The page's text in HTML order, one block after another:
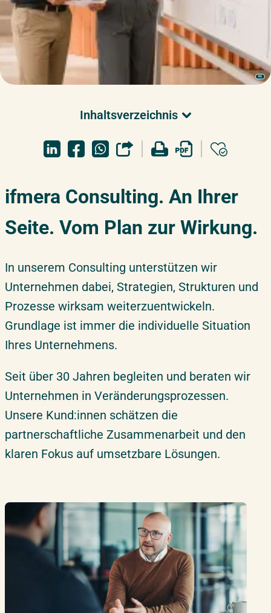
KI
Inhaltsverzeichnis
Was ist Consulting?
Highlight: KI-Consulting
Über ifmera
ifmera Consulting. An Ihrer
Seite. Vom Plan zur Wirkung.
In unserem Consulting unterstützen wir
Unternehmen dabei, Strategien, Strukturen und
Prozesse wirksam weiterzuentwickeln.
Grundlage ist immer die individuelle Situation
Ihres Unternehmens.
Seit über 30 Jahren begleiten und beraten wir
Unternehmen in Veränderungsprozessen.
Unsere Kund:innen schätzen die
partnerschaftliche Zusammenarbeit und den
klaren Fokus auf umsetzbare Lösungen.